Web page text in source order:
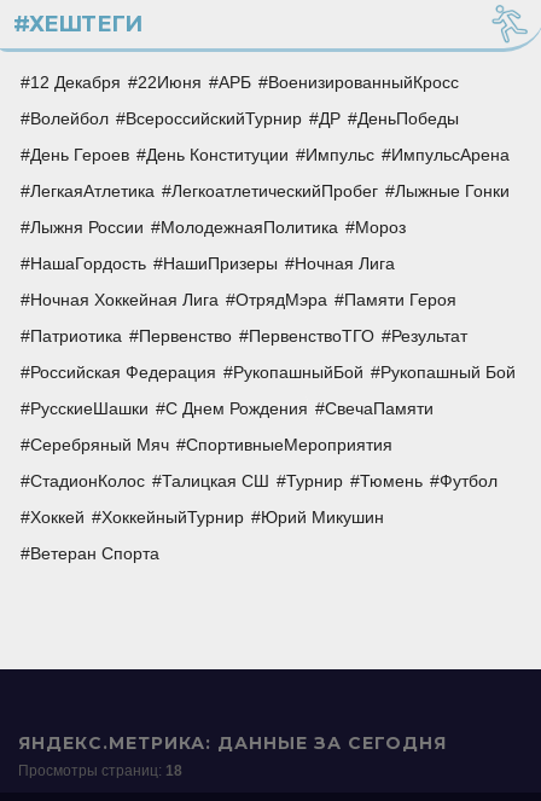
#ХЕШТЕГИ
12 Декабря 22Июня АРБ
ВоенизированныйКросс
Волейбол
ВсероссийскийТурнир ДР
ДеньПобеды
День Героев
День Конституции Импульс
ИмпульсАрена
ЛегкаяАтлетика
ЛегкоатлетическийПробег
Лыжные Гонки
Лыжня России
МолодежнаяПолитика
Мороз
НашаГордость
НашиПризеры
Ночная Лига
Ночная Хоккейная Лига
ОтрядМэра
Памяти Героя
Патриотика
Первенство ПервенствоТГО
Результат
Российская Федерация
РукопашныйБой
Рукопашный Бой
РусскиеШашки
С Днем Рождения
СвечаПамяти
Серебряный Мяч
СпортивныеМероприятия
СтадионКолос
Талицкая СШ Турнир Тюмень
Футбол
Хоккей
ХоккейныйТурнир
Юрий Микушин
Ветеран Спорта
ЯНДЕКС.МЕТРИКА: ДАННЫЕ ЗА СЕГОДНЯ
Просмотры страниц: 18